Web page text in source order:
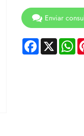
Enviar
Facebook
X